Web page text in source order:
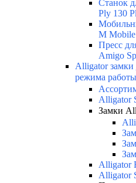
Станок
Ply 130
M Mobile
Пресс
Amigo
Alligator замки
режима работы
Alligator
Замки
Alligator
Alligator